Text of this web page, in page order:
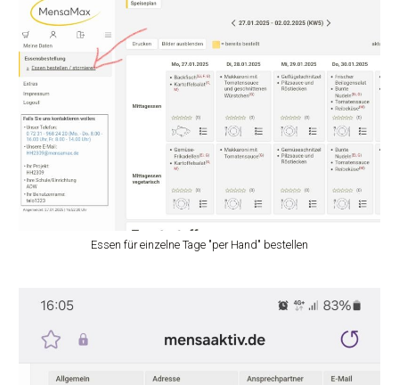
Essen für einzelne Tage "per Hand" bestellen